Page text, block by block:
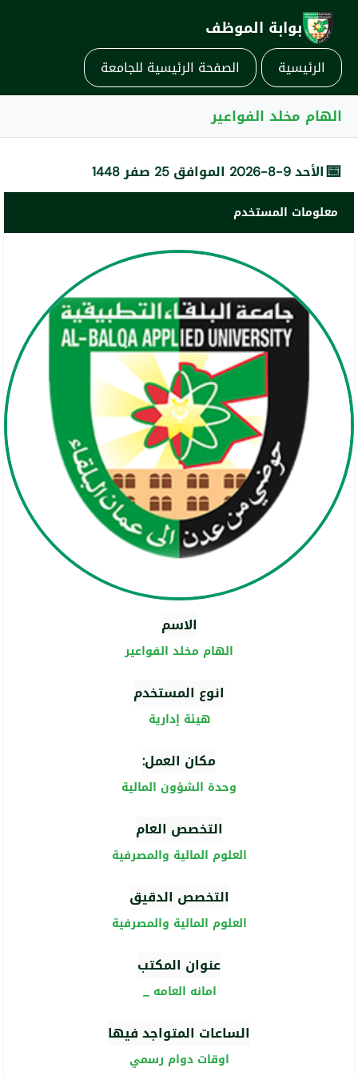
بوابة الموظف
الرئيسية الصفحة الرئيسية للجامعة
الهام مخلد الفواعير
📅الأحد 9-8-2026 الموافق 25 صفر 1448
معلومات المستخدم
الاسم
الهام مخلد الفواعير
انوع المستخدم
هيئة إدارية
مكان العمل:
وحدة الشؤون المالية
التخصص العام
العلوم المالية والمصرفية
التخصص الدقيق
العلوم المالية والمصرفية
عنوان المكتب
امانه العامه _
الساعات المتواجد فيها
اوقات دوام رسمي